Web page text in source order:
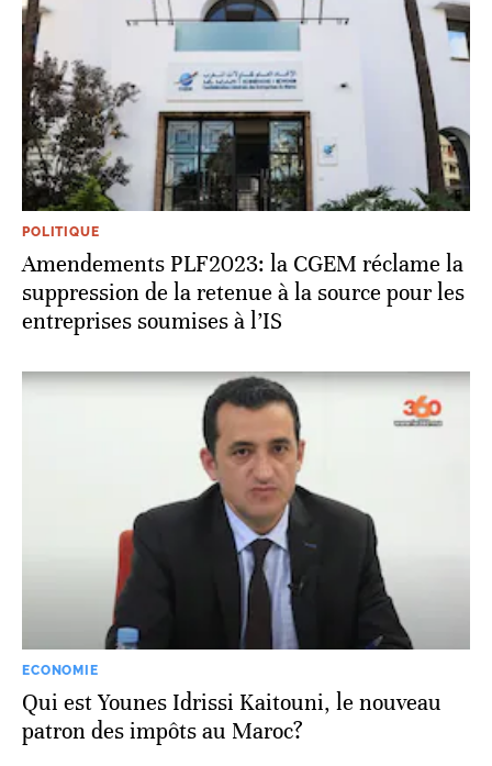
POLITIQUE
Amendements PLF2023: la CGEM réclame la
suppression de la retenue à la source pour les
entreprises soumises à l’IS
ECONOMIE
Qui est Younes Idrissi Kaitouni, le nouveau
patron des impôts au Maroc?